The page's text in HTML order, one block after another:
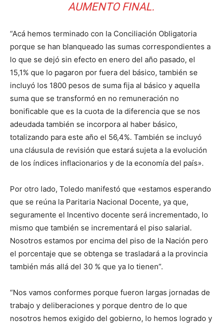
AUMENTO FINAL.
“Acá hemos terminado con la Conciliación Obligatoria
porque se han blanqueado las sumas correspondientes a
lo que se dejó sin efecto en enero del año pasado, el
15,1% que lo pagaron por fuera del básico, también se
incluyó los 1800 pesos de suma fija al básico y aquella
suma que se transformó en no remuneración no
bonificable que es la cuota de la diferencia que se nos
adeudada también se incorpora al haber básico,
totalizando para este año el 56,4%. También se incluyó
una cláusula de revisión que estará sujeta a la evolución
de los índices inflacionarios y de la economía del país».
Por otro lado, Toledo manifestó que «estamos esperando
que se reúna la Paritaria Nacional Docente, ya que,
seguramente el Incentivo docente será incrementado, lo
mismo que también se incrementará el piso salarial.
Nosotros estamos por encima del piso de la Nación pero
el porcentaje que se obtenga se trasladará a la provincia
también más allá del 30 % que ya lo tienen”.
“Nos vamos conformes porque fueron largas jornadas de
trabajo y deliberaciones y porque dentro de lo que
nosotros hemos exigido del gobierno, lo hemos logrado y